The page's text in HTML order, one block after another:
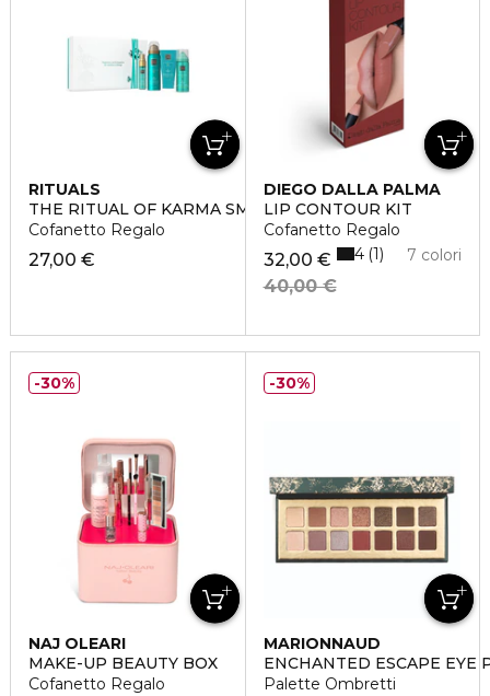
RITUALS
THE RITUAL OF KARMA SMALL
Cofanetto Regalo
27,00 €
DIEGO DALLA PALMA
LIP CONTOUR KIT
Cofanetto Regalo
32,00 €
40,00 €
7 colori
4 1
NAJ OLEARI
MAKE-UP BEAUTY BOX
Cofanetto Regalo
30%
MARIONNAUD
ENCHANTED ESCAPE EYE
Palette Ombretti
30%